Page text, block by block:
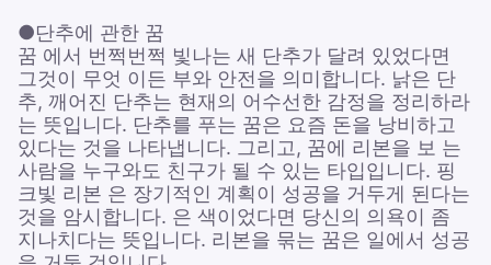
●단추에 관한 꿈
꿈 에서 번쩍번쩍 빛나는 새 단추가 달려 있었다면
그것이 무엇 이든 부와 안전을 의미합니다. 낡은 단
추, 깨어진 단추는 현재의 어수선한 감정을 정리하라
는 뜻입니다. 단추를 푸는 꿈은 요즘 돈을 낭비하고
있다는 것을 나타냅니다. 그리고, 꿈에 리본을 보 는
사람을 누구와도 친구가 될 수 있는 타입입니다. 핑
크빛 리본 은 장기적인 계획이 성공을 거두게 된다는
것을 암시합니다. 은 색이었다면 당신의 의욕이 좀
지나치다는 뜻입니다. 리본을 묶는 꿈은 일에서 성공